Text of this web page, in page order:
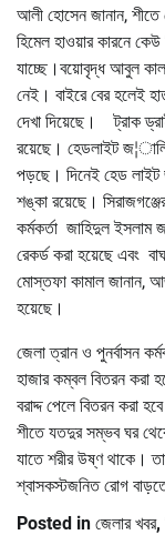
আলী হোসেন জানান, শীতে
হিমেল হাওয়ার কারনে
যাচ্ছে।বয়োবৃদ্ধ আবুল
নেই। বাইরে বের হলেই
দেখা দিয়েছে। ট্রাক
রয়েছে। হেডলাইট
পড়ছে। দিনেই হেড লাইট
শঙ্কা রয়েছে।
কর্মকর্তা জাহিদুল ইসলাম
রেকর্ড করা হয়েছে এবং
মোস্তফা কামাল জানান,
হয়েছে।
জেলা ত্রান ও পুনর্বাসন
হাজার কম্বল বিতরন করা
বরাদ্দ পেলে বিতরন করা
শীতে যতদুর সম্ভব ঘর
যাতে শরীর উষ্ণ থাকে।
শ্বাসকস্টজনিত রোগ
Posted in জেলার খবর,